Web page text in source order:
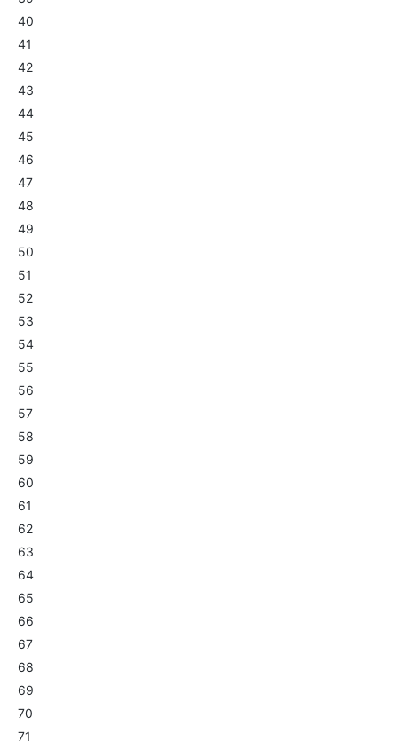
40
41
42
43
44
45
46
47
48
49
50
51
52
53
54
55
56
57
58
59
60
61
62
63
64
65
66
67
68
69
70
71